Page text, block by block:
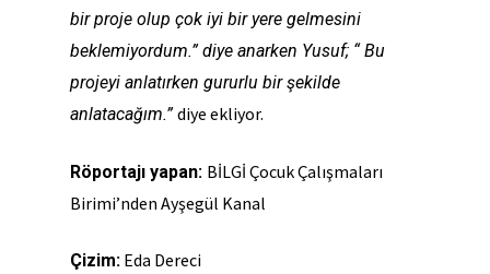
bir proje olup çok iyi bir yere gelmesini
beklemiyordum.” diye anarken Yusuf; “ Bu
projeyi anlatırken gururlu bir şekilde
anlatacağım.”diye ekliyor.
Röportajı yapan: BİLGİ Çocuk Çalışmaları
Birimi’nden Ayşegül Kanal
Çizim: Eda Dereci